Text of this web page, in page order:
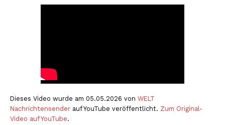
Dieses Video wurde am 05.05.2026 von WELT
Nachrichtensender auf YouTube veröffentlicht. Zum Original-
Video auf YouTube.